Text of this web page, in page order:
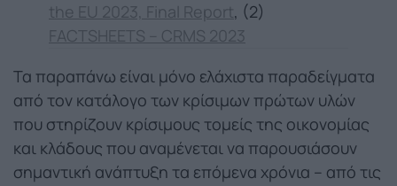
the EU 2023, Final Report, (2)
FACTSHEETS – CRMS 2023
Τα παραπάνω είναι μόνο ελάχιστα παραδείγματα
από τον κατάλογο των κρίσιμων πρώτων υλών
που στηρίζουν κρίσιμους τομείς της οικονομίας
και κλάδους που αναμένεται να παρουσιάσουν
σημαντική ανάπτυξη τα επόμενα χρόνια – από τις